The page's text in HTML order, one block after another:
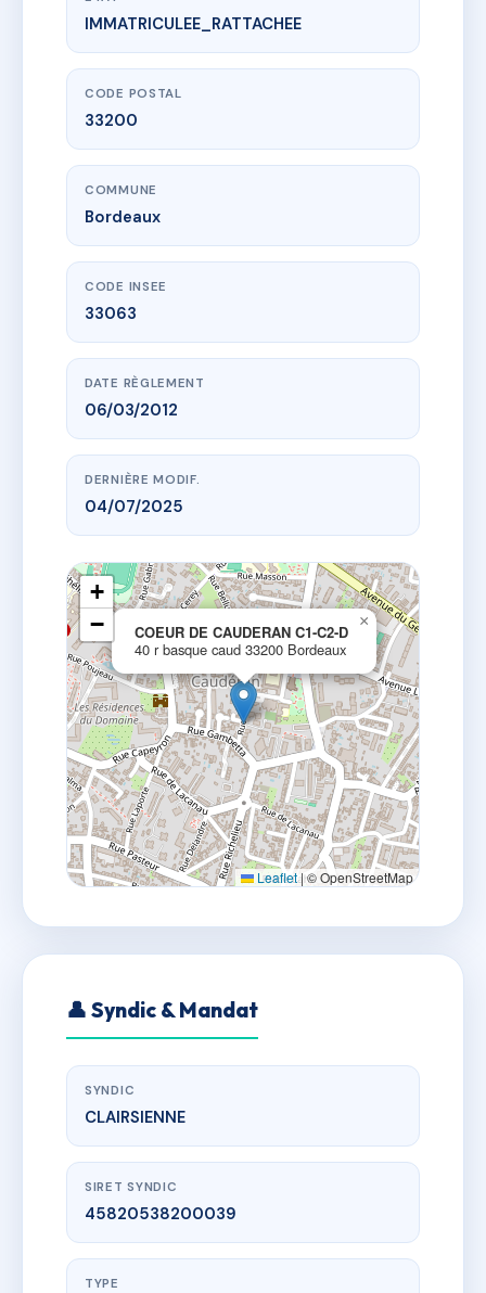
www.vme.plus/AB3242930
COEUR DE CAUDERAN C1-C2-D
40 r basque caud
IMMATRICULEE_RATTACHEE
CODE POSTAL
33200
COMMUNE
Bordeaux
CODE INSEE
33063
DATE RÈGLEMENT
06/03/2012
DERNIÈRE MODIF.
04/07/2025
COEUR DE CAUDERAN C1-C2-D
40 r basque caud 33200 Bordeaux
×
+
−
Leaflet|© OpenStreetMap
👤 Syndic & Mandat
SYNDIC
CLAIRSIENNE
SIRET SYNDIC
45820538200039
TYPE